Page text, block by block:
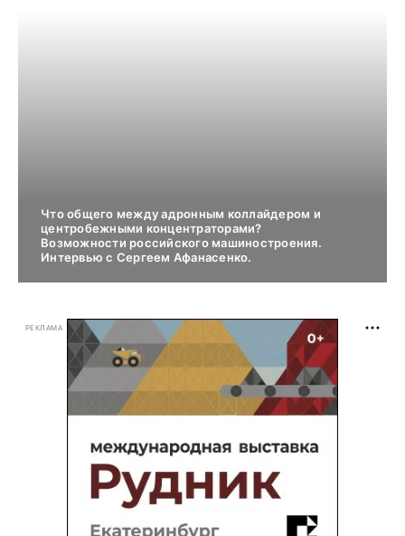
Что общего между адронным коллайдером и
центробежными концентраторами?
Возможности российского машиностроения.
Интервью с Сергеем Афанасенко.
РЕКЛАМА